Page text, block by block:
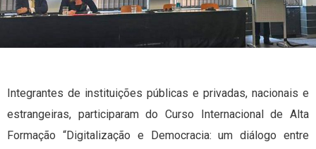
Integrantes de instituições públicas e privadas, nacionais e
estrangeiras, participaram do Curso Internacional de Alta
Formação “Digitalização e Democracia: um diálogo entre